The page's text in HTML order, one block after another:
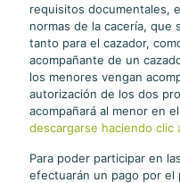
requisitos documentales,
normas de la cacería, que
tanto para el cazador,
acompañante de un
los menores vengan
autorización de los dos
acompañará al menor en
descargarse haciendo clic
Para poder participar en
efectuarán un pago por el